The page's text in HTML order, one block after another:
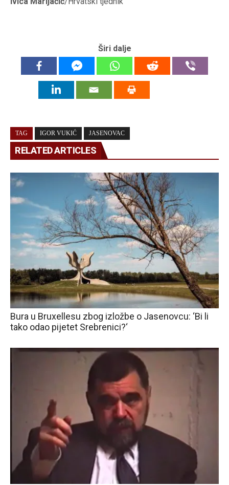
Širi dalje
TAG IGOR VUKIĆ JASENOVAC
RELATED ARTICLES
Bura u Bruxellesu zbog izložbe o Jasenovcu: ‘Bi li
tako odao pijetet Srebrenici?‘